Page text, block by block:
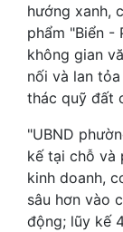
hướng xanh,
phẩm "Biển -
không gian
nối và lan
thác quỹ đất
"UBND
kế tại chỗ và
kinh doanh,
sâu hơn vào
động; lũy kế